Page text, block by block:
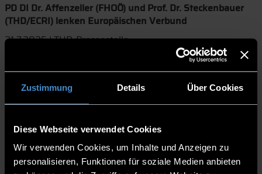
Zustimmung Details Über Cookies
Diese Webseite verwendet Cookies
Wir verwenden Cookies, um Inhalte und Anzeigen zu
personalisieren, Funktionen für soziale Medien anbieten
PD DI Dr. Affenzeller (FHOÖ) und Prof. Dr. Steckenbauer
(THD/ECRI) lenken Europäischen Verbund
21.7.2025 | THD-Pressestelle
Unter einer neuen Führung steht der Europäische
Verbund für territoriale Zusammenarbeit (EVTZ) zwischen
Oberösterreich (FHOÖ). Einstimmig zum Direktor bestimmt
wurde PD DI Dr. Michael Affenzeller (FHOÖ). Seine
Stellvertretung übernimmt ECRI-Dekan Prof. Dr. Christian
Steckenbauer. Um den weiteren EVTZ-Aufbau kümmert